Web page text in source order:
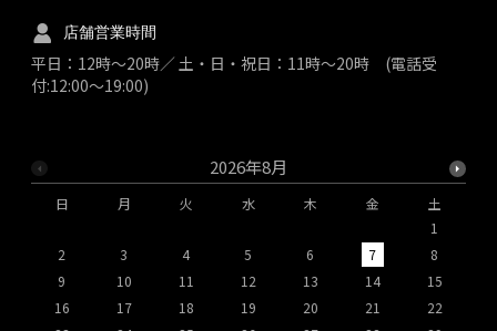
2026年8月
日 月 火 水 木 金
土
1
2
3 4 5 6 7
8
9
10 11 12 13 14
15
16
17 18 19 20 21
22
店舗営業時間
平日：12時～20時／ 土・日・祝日：11時～20時 (電話受
付:12:00～19:00)